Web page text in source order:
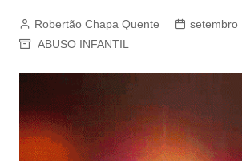
Robertão Chapa Quente setembro
ABUSO INFANTIL